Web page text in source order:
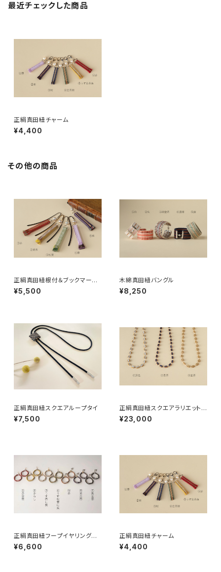
最近チェックした商品
正絹真田紐チャーム
¥4,400
その他の商品
正絹真田紐根付＆ブックマーカ
ー
¥5,500
木綿真田紐バングル
¥8,250
正絹真田紐スクエアループタイ
¥7,500
正絹真田紐スクエアラリエット
ネックレス
¥23,000
正絹真田紐フープイヤリング／
ピアス
¥6,600
正絹真田紐チャーム
¥4,400